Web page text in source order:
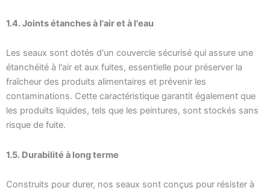
1.4. Joints étanches à l'air et à l'eau
Les seaux sont dotés d'un couvercle sécurisé qui assure une
étanchéité à l'air et aux fuites, essentielle pour préserver la
fraîcheur des produits alimentaires et prévenir les
contaminations. Cette caractéristique garantit également que
les produits liquides, tels que les peintures, sont stockés sans
risque de fuite.
1.5. Durabilité à long terme
Construits pour durer, nos seaux sont conçus pour résister à